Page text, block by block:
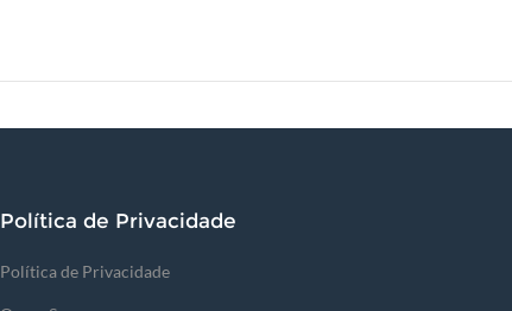
Política de Privacidade
Política de Privacidade